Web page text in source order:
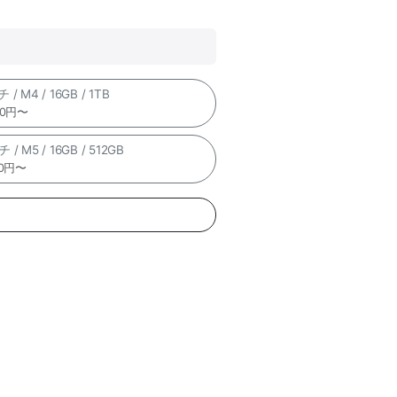
/ M4 / 16GB / 1TB
円〜
/ M5 / 16GB / 512GB
円〜